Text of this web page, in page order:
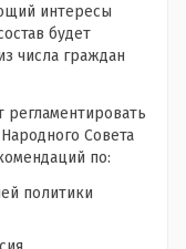
интересы
будет
числа граждан
регламентировать
Совета
по:
политики